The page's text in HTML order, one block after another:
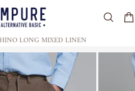
LONG MIXED LINEN